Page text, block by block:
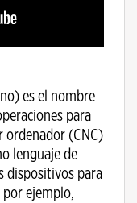
es el nombre
para
ordenador (CNC)
lenguaje de
dispositivos para
ejemplo,